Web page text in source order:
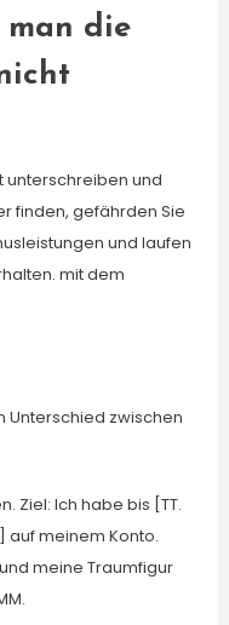
man die
unterschreiben und
finden, gefährden Sie
und laufen
mit dem
Unterschied zwischen
Ziel: Ich habe bis [TT.
auf meinem Konto.
meine Traumfigur